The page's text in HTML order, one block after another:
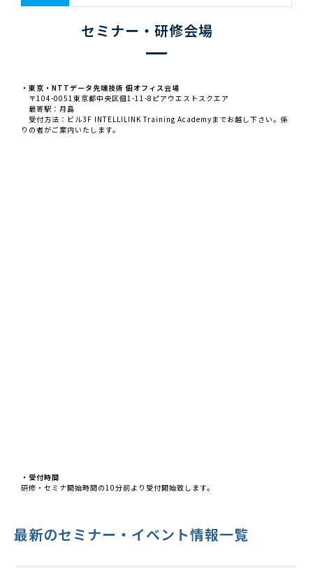
セミナー・研修会場
・東京・NTTデータ先端技術 佃オフィス会場
〒104-0051東京都中央区佃1-11-8ピアウエストスクエア
最寄駅：月島
受付方法：ビル3F INTELLILINK Training Academyまでお越し下さい。係
りの者がご案内いたします。
・受付時間
研修・セミナ開始時間の10分前より受付開始致します。
最新のセミナー・イベント情報一覧